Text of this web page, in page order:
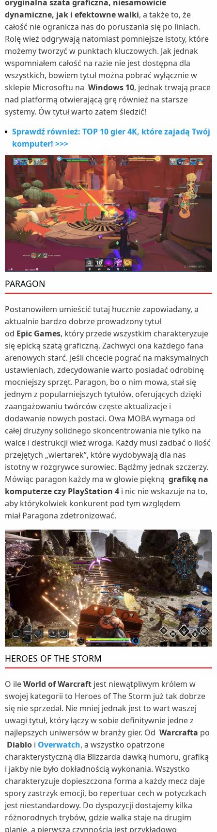
oryginalna szata graficzna, niesamowicie
dynamiczne, jak i efektowne walki, a także to, że
całość nie ogranicza nas do poruszania się po liniach.
Rolę wież odgrywają natomiast pomniejsze istoty, które
możemy tworzyć w punktach kluczowych. Jak jednak
wspomniałem całość na razie nie jest dostępna dla
wszystkich, bowiem tytuł można pobrać wyłącznie w
sklepie Microsoftu na Windows 10, jednak trwają prace
nad platformą otwierającą grę również na starsze
systemy. Ów tytuł warto zatem śledzić!
Sprawdź również: TOP 10 gier 4K, które zajadą Twój
komputer! >>>
PARAGON
Postanowiłem umieścić tutaj hucznie zapowiadany, a
aktualnie bardzo dobrze prowadzony tytuł
od Epic Games, który przede wszystkim charakteryzuje
się epicką szatą graficzną. Zachwyci ona każdego fana
arenowych starć. Jeśli chcecie pograć na maksymalnych
ustawieniach, zdecydowanie warto posiadać odrobinę
mocniejszy sprzęt. Paragon, bo o nim mowa, stał się
jednym z popularniejszych tytułów, oferujących dzięki
zaangażowaniu twórców częste aktualizacje i
dodawanie nowych postaci. Owa MOBA wymaga od
całej drużyny solidnego skoncentrowania nie tylko na
walce i destrukcji wież wroga. Każdy musi zadbać o ilość
przejętych „wiertarek”, które wydobywają dla nas
istotny w rozgrywce surowiec. Bądźmy jednak szczerzy.
Mówiąc paragon każdy ma w głowie piękną grafikę na
komputerze czy PlayStation 4 i nic nie wskazuje na to,
aby którykolwiek konkurent pod tym względem
miał Paragona zdetronizować.
HEROES OF THE STORM
O ileWorld of Warcraft jest niewątpliwym królem w
swojej kategorii to Heroes of The Storm już tak dobrze
się nie sprzedał. Nie mniej jednak jest to wart waszej
uwagi tytuł, który łączy w sobie definitywnie jedne z
najlepszych uniwersów w branży gier. Od Warcrafta po
Diablo i Overwatch, a wszystko opatrzone
charakterystyczną dla Blizzarda dawką humoru, grafiką
i jakby nie było dokładnością wykonania. Wszystko
charakteryzuje dopieszczona forma a każdy mecz daje
spory zastrzyk emocji, bo repertuar cech w potyczkach
jest niestandardowy. Do dyspozycji dostajemy kilka
różnorodnych trybów, gdzie walka staje na drugim
planie, a pierwszą czynnością jest przykładowo